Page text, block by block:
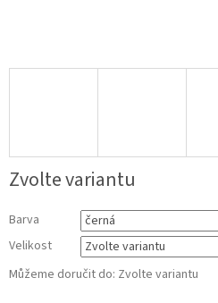
Zvolte variantu
Barva
Velikost
Můžeme doručit do: Zvolte variantu